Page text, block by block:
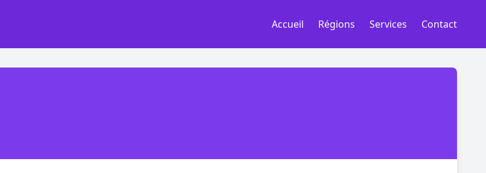
Accueil Régions Services Contact